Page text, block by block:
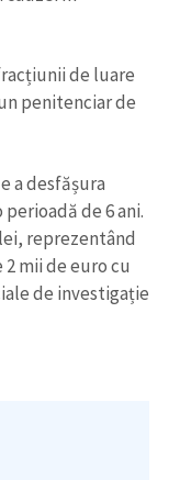
de luare
penitenciar de
a desfășura
de 6 ani.
reprezentând
mii de euro cu
de investigație